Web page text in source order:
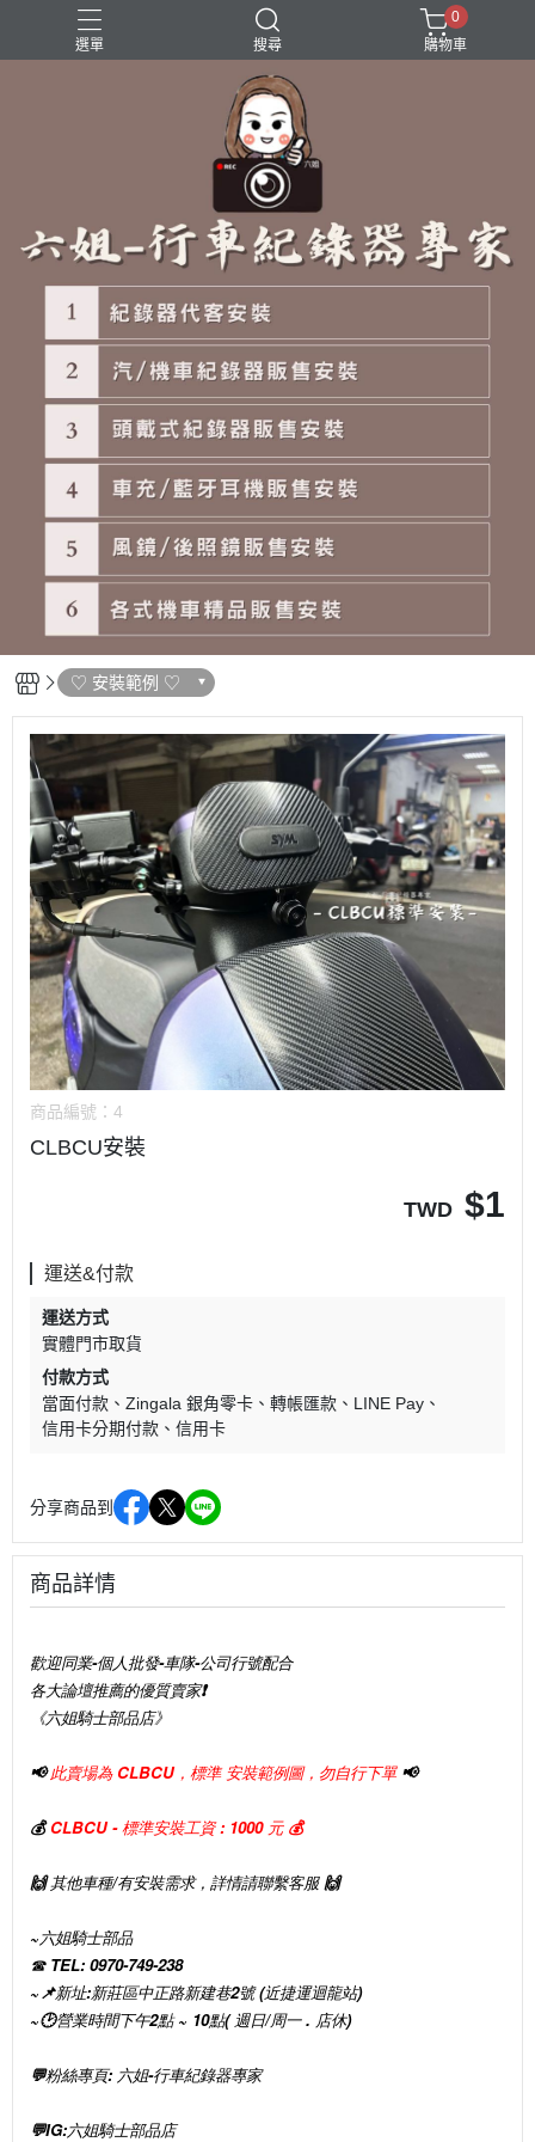
選單 搜尋
0
購物車
♡ 安裝範例 ♡
商品編號： 4
CLBCU安裝
TWD $1
運送&付款
運送方式
實體門市取貨
付款方式
當面付款
Zingala 銀角零卡 轉帳匯款
LINE Pay
信用卡分期付款
信用卡
分享商品到
商品詳情
歡迎同業-個人批發-車隊-公司行號配合
各大論壇推薦的優質賣家❗
《六姐騎士部品店》
📢此賣場為 CLBCU，標準 安裝範例圖，勿自行下單📢
💰CLBCU- 標準安裝工資 : 1000 元 💰
🙌 其他車種/有安裝需求，詳情請聯繫客服 🙌
~六姐騎士部品
☎️ TEL: 0970-749-238
~📌新址:新莊區中正路新建巷2號 (近捷運迴龍站)
~🕑營業時間下午2點 ~ 10點( 週日/周一 . 店休)
💬粉絲專頁: 六姐-行車紀錄器專家
💬IG:六姐騎士部品店